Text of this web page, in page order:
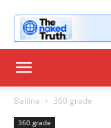
Ballina 360 grade
360 grade